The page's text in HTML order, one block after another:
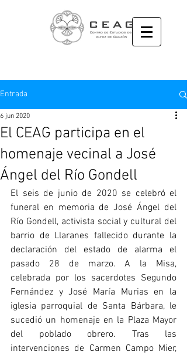
Entrada
El CEAG participa en el
homenaje vecinal a José
Ángel del Río Gondell
6 jun 2020
El seis de junio de 2020 se celebró el
funeral en memoria de José Ángel del
Río Gondell, activista social y cultural del
barrio de Llaranes fallecido durante la
declaración del estado de alarma el
pasado 28 de marzo. A la Misa,
celebrada por los sacerdotes Segundo
Fernández y José María Murias en la
iglesia parroquial de Santa Bárbara, le
sucedió un homenaje en la Plaza Mayor
del poblado obrero. Tras las
intervenciones de Carmen Campo Mier,